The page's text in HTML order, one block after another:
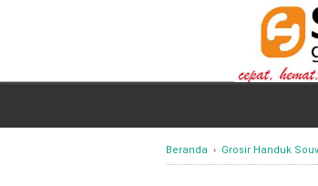
Beranda › Grosir Handuk